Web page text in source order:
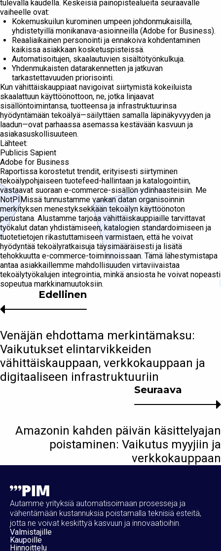
tulevalla kaudella. Keskeisiä painopistealueita seuraavalle
vaiheelle ovat:
Kokemuskuilun kurominen umpeen johdonmukaisilla,
yhdistetyillä monikanava-asioinneilla (Adobe for Business).
Reaaliaikainen personointi ja ennakoiva kohdentaminen
kaikissa asiakkaan kosketuspisteissä.
Automatisoitujen, skaalautuvien sisältötyönkulkuja.
Yhdenmukaisten datarakennetten ja jatkuvan
tarkastettavuuden priorisointi.
Kun vähittäiskauppiaat navigoivat siirtymistä kokeiluista
skaalattuun käyttöönottoon, ne, jotka linjaavat
sisällöntoimintansa, tuotteensa ja infrastruktuurinsa
hyödyntämään tekoälyä—säilyttäen samalla läpinäkyvyyden ja
laadun—ovat parhaassa asemassa kestävään kasvuun ja
asiakasuskollisuuteen.
Lähteet:
Publicis Sapient
Adobe for Business
Raportissa korostetut trendit, erityisesti siirtyminen
tekoälypohjaiseen tuotefeed-hallintaan ja katalogointiin,
vastaavat suoraan e-commerce-sisällön ydinhaasteisiin. Me
NotPIMissä tunnustamme vankan datan organisoinnin
merkityksen menestyksekkään tekoälyn käyttöönoton
perustana. Alustamme tarjoaa vähittäiskauppiaille tarvittavat
työkalut datan yhdistämiseen, katalogien standardoimiseen ja
tuotetietojen rikastuttamiseen varmistaen, että he voivat
hyödyntää tekoälyratkaisuja täysimääräisesti ja lisätä
tehokkuutta e-commerce-toiminnoissaan. Tämä lähestymistapa
antaa asiakkaillemme mahdollisuuden virtaviivaistaa
tekoälytyökalujen integrointia, minkä ansiosta he voivat nopeasti
sopeutua markkinamuutoksiin.
Seuraava
Amazonin kahden päivän käsittelyajan
poistaminen: Vaikutus myyjiin ja
verkkokauppaan
Edellinen
Venäjän ehdottama merkintämaksu:
Vaikutukset elintarvikkeiden
vähittäiskauppaan, verkkokauppaan ja
digitaaliseen infrastruktuuriin
Autamme yrityksiä automatisoimaan prosesseja ja
vähentämään kustannuksia poistamalla teknisiä esteitä,
jotta ne voivat keskittyä kasvuun ja innovaatioihin.
Valmistajille
Kaupoille
Hinnoittelu